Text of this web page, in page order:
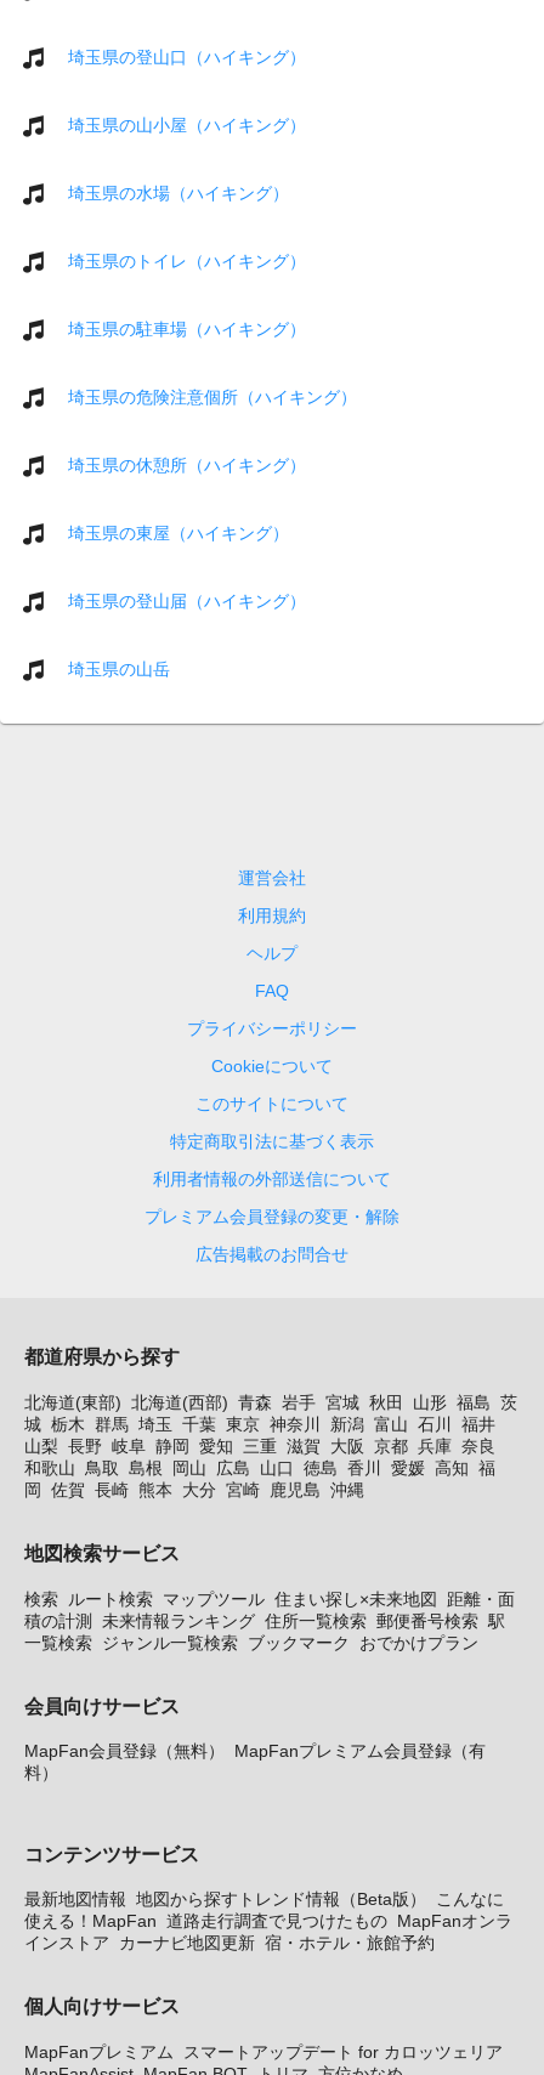
埼玉県の登山口（ハイキング）
埼玉県の山小屋（ハイキング）
埼玉県の水場（ハイキング）
埼玉県のトイレ（ハイキング）
埼玉県の駐車場（ハイキング）
埼玉県の危険注意個所（ハイキング）
埼玉県の休憩所（ハイキング）
埼玉県の東屋（ハイキング）
埼玉県の登山届（ハイキング）
埼玉県の山岳
運営会社
利用規約
ヘルプ
FAQ
プライバシーポリシー
Cookieについて
このサイトについて
特定商取引法に基づく表示
利用者情報の外部送信について
プレミアム会員登録の変更・解除
広告掲載のお問合せ
都道府県から探す
北海道(東部) 北海道(西部) 青森 岩手 宮城 秋田 山形 福島 茨
城 栃木 群馬 埼玉 千葉 東京 神奈川 新潟 富山 石川
福井
山梨 長野 岐阜 静岡 愛知 三重 滋賀 大阪 京都 兵庫 奈良
和歌山
鳥取 島根 岡山 広島 山口 徳島 香川 愛媛 高知 福
岡
佐賀 長崎 熊本 大分 宮崎 鹿児島 沖縄
地図検索サービス
検索 ルート検索 マップツール 住まい探し×未来地図
距離・面
積の計測 未来情報ランキング 住所一覧検索 郵便番号検索 駅
一覧検索 ジャンル一覧検索 ブックマーク おでかけプラン
会員向けサービス
MapFan会員登録（無料）
MapFanプレミアム会員登録（有
料）
コンテンツサービス
最新地図情報 地図から探すトレンド情報（Beta版）
こんなに
使える！MapFan 道路走行調査で見つけたもの MapFanオンラ
インストア
カーナビ地図更新 宿・ホテル・旅館予約
個人向けサービス
MapFanプレミアム
スマートアップデート for カロッツェリア